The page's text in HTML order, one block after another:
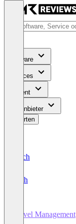
Software
Services
Content
Für Anbieter
Bewerten
Deutsch
English
Travel Management